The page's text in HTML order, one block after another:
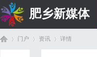
肥乡新媒体
门户 资讯 详情